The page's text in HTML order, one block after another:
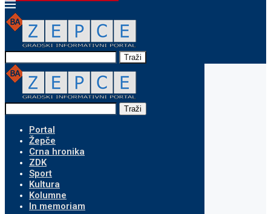
Traži
Traži
Portal
Žepče
Crna hronika
ZDK
Sport
Kultura
Kolumne
In memoriam